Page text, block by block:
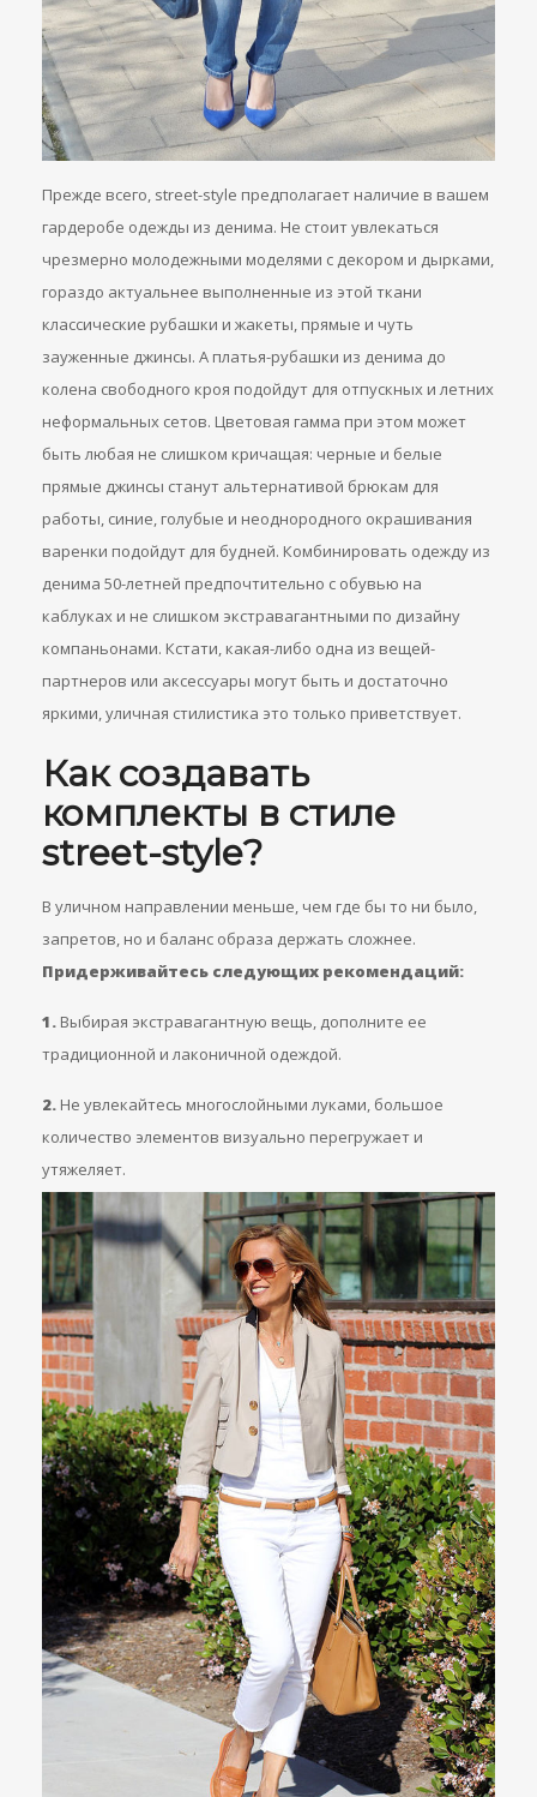
Прежде всего, street-style предполагает наличие в вашем
гардеробе одежды из денима. Не стоит увлекаться
чрезмерно молодежными моделями с декором и дырками,
гораздо актуальнее выполненные из этой ткани
классические рубашки и жакеты, прямые и чуть
зауженные джинсы. А платья-рубашки из денима до
колена свободного кроя подойдут для отпускных и летних
неформальных сетов. Цветовая гамма при этом может
быть любая не слишком кричащая: черные и белые
прямые джинсы станут альтернативой брюкам для
работы, синие, голубые и неоднородного окрашивания
варенки подойдут для будней. Комбинировать одежду из
денима 50-летней предпочтительно с обувью на
каблуках и не слишком экстравагантными по дизайну
компаньонами. Кстати, какая-либо одна из вещей-
партнеров или аксессуары могут быть и достаточно
яркими, уличная стилистика это только приветствует.
Как создавать
комплекты в стиле
street-style?
В уличном направлении меньше, чем где бы то ни было,
запретов, но и баланс образа держать сложнее.
Придерживайтесь следующих рекомендаций:
1. Выбирая экстравагантную вещь, дополните ее
традиционной и лаконичной одеждой.
2. Не увлекайтесь многослойными луками, большое
количество элементов визуально перегружает и
утяжеляет.